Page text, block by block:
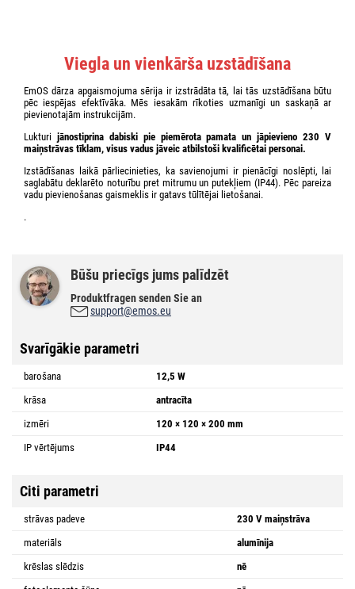
Viegla un vienkārša uzstādīšana
EmOS dārza apgaismojuma sērija ir izstrādāta tā, lai tās uzstādīšana būtu
pēc iespējas efektīvāka. Mēs iesakām rīkoties uzmanīgi un saskaņā ar
pievienotajām instrukcijām.
Lukturi jānostiprina dabiski pie piemērota pamata un jāpievieno 230 V
maiņstrāvas tīklam, visus vadus jāveic atbilstoši kvalificētai personai.
Izstādīšanas laikā pārliecinieties, ka savienojumi ir pienācīgi noslēpti, lai
saglabātu deklarēto noturību pret mitrumu un putekļiem (IP44). Pēc pareiza
vadu pievienošanas gaismeklis ir gatavs tūlītējai lietošanai.
.
Būšu priecīgs jums palīdzēt
Produktfragen senden Sie an
support@emos.eu
Svarīgākie parametri
barošana
12,5 W
krāsa
antracīta
izmēri
120 × 120 × 200 mm
IP vērtējums
IP44
Citi parametri
strāvas padeve
230 V maiņstrāva
materiāls
alumīnija
krēslas slēdzis
nē